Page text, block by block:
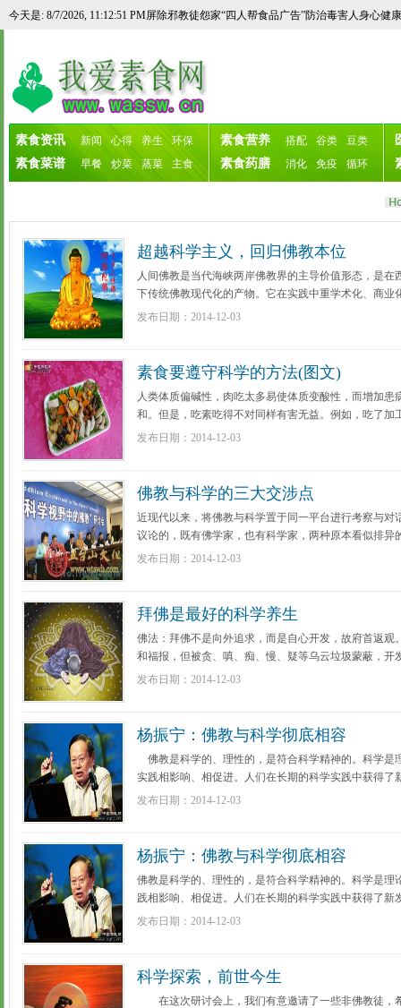
今天是: 8/7/2026, 11:12:51 PM屏除邪教徒怨家“四人帮食品广告”防治毒害人身心健
<！--万恶淫为首!铲除邪教徒淫欲世家歌曲，扫除魔民魔女邪说邪唱淫词歌舞噪音
素食资讯 新闻 心得 养生 环保
素食菜谱 早餐 炒菜 蒸菜 主食
素食营养 搭配 谷类 豆类
素食药膳 消化 免疫 循环
超越科学主义，回归佛教本位
人间佛教是当代海峡两岸佛教界的主导价值形态，是
下传统佛教现代化的产物。它在实践中重学术化、商业
值。在科学时代，强调对治科学弊端，凸显佛教的殊胜
发布日期：2014-12-03
素食要遵守科学的方法(图文)
人类体质偏碱性，肉吃太多易使体质变酸性，而增加
和。但是，吃素吃得不对同样有害无益。例如，吃了加
了，其内含的化学物质及色素也会对人体造成影响;烹
发布日期：2014-12-03
佛教与科学的三大交涉点
近现代以来，将佛教与科学置于同一平台进行考察与对
议论的，既有佛学家，也有科学家，两种原本看似排异
而拓宽了各自的理论疆域，并促成可一门边缘学科的诞
发布日期：2014-12-03
拜佛是最好的科学养生
佛法：拜佛不是向外追求，而是自心开发，故府首返观
和福报，但被贪、嗔、痴、慢、疑等乌云垃圾蒙蔽，开
身佛性光明，处处吉祥。 ...
发布日期：2014-12-03
杨振宁：佛教与科学彻底相容
佛教是科学的、理性的，是符合科学精神的。科学是
实践相影响、相促进。人们在长期的科学实践中获得了
的科学理论来解释时，人们就提出各式各样的假说。 ...
发布日期：2014-12-03
杨振宁：佛教与科学彻底相容
佛教是科学的、理性的，是符合科学精神的。科学是理
践相影响、相促进。人们在长期的科学实践中获得了新
科学理论来解释时，人们就提出各式各样的假说。 ...
发布日期：2014-12-03
科学探索，前世今生
在这次研讨会上，我们有意邀请了一些非佛教徒，